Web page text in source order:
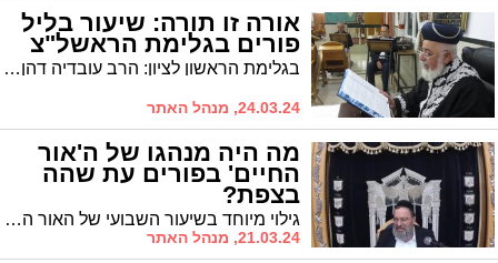
אורה זו תורה: שיעור בליל
פורים בגלימת הראשל"צ
בגלימת הראשון לציון: הרב עובדיה דהן יו"ר המועצה הדתית מסר שיעור "דף היומי" והוקיר את הלומדים בסדר ליל פורים
24.03.24, מנהל האתר
מה היה מנהגו של ה'אור
החיים' בפורים עת שהה
בצפת?
גילוי מיוחד בשיעור השבועי של האור החיים הק': הרה"ג רבי שמעון יוחאי יפרח הביא תיאור כיצד נהג האור החיים הק' ביום פורים כששהה בצפת
21.03.24, מנהל האתר